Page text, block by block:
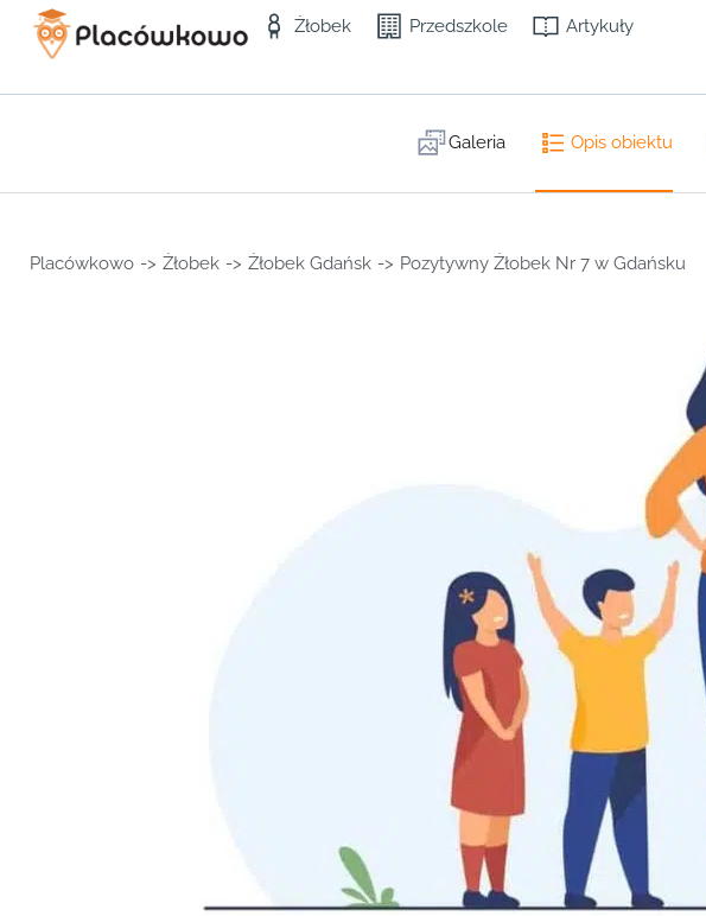
Żłobek Przedszkole Artykuły
Galeria Opis obiektu
Placówkowo -> Żłobek -> Żłobek Gdańsk -> Pozytywny Żłobek Nr 7 w Gdańsku